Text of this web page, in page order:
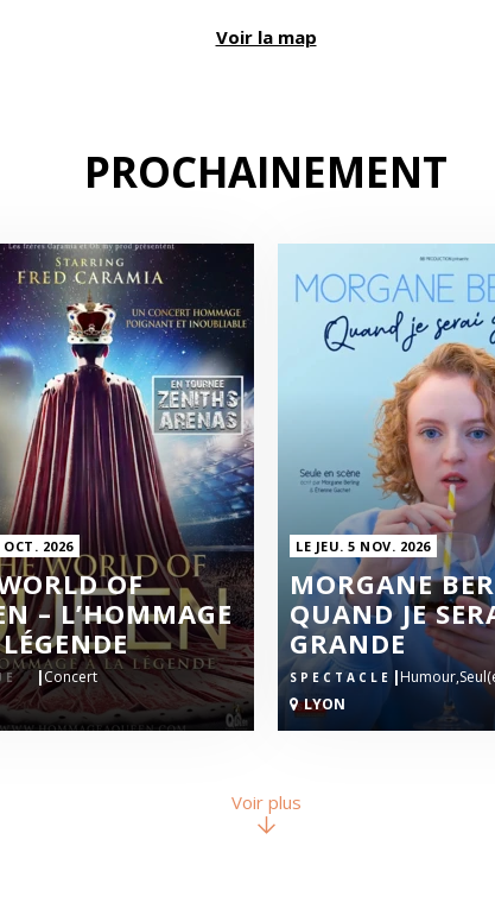
Voir la map
PROCHAINEMENT
OCT. 2026
OF
– L’HOMMAGE
|Concert
LE JEU. 5 NOV. 2026
MORGANE
QUAND JE
GRANDE
SPECTACLE |Humour,
LYON
Voir plus